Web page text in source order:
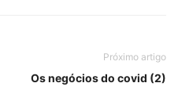
Próximo artigo
Os negócios do covid (2)